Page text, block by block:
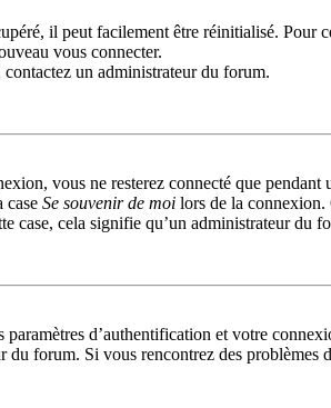
il peut facilement être réinitialisé.
vous connecter.
un administrateur du forum.
vous ne resterez connecté que
case Se souvenir de moi lors de la connexion.
case, cela signifie qu’un administrateur du
d’authentification et votre
forum. Si vous rencontrez des